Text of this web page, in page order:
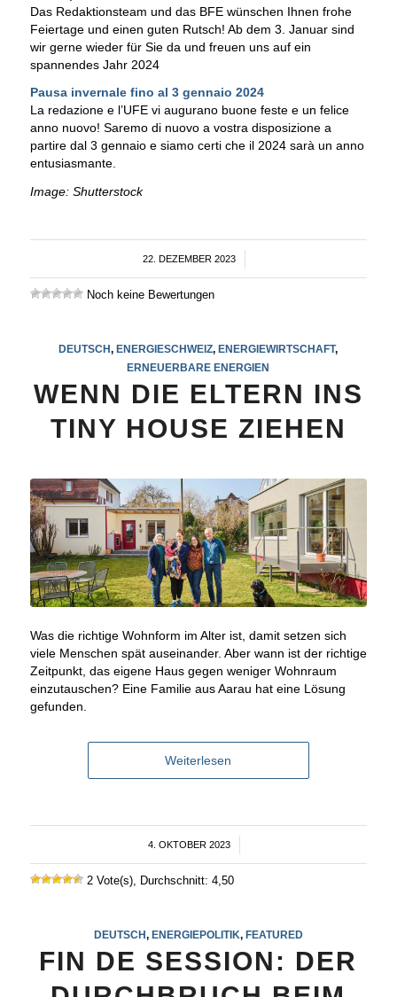
Das Redaktionsteam und das BFE wünschen Ihnen frohe
Feiertage und einen guten Rutsch! Ab dem 3. Januar sind
wir gerne wieder für Sie da und freuen uns auf ein
spannendes Jahr 2024
Pausa invernale fino al 3 gennaio 2024
La redazione e l’UFE vi augurano buone feste e un felice
anno nuovo! Saremo di nuovo a vostra disposizione a
partire dal 3 gennaio e siamo certi che il 2024 sarà un anno
entusiasmante.
Image: Shutterstock
22. DEZEMBER 2023
/
Noch keine Bewertungen
DEUTSCH, ENERGIESCHWEIZ, ENERGIEWIRTSCHAFT,
ERNEUERBARE ENERGIEN
WENN DIE ELTERN INS
TINY HOUSE ZIEHEN
Was die richtige Wohnform im Alter ist, damit setzen sich
viele Menschen spät auseinander. Aber wann ist der richtige
Zeitpunkt, das eigene Haus gegen weniger Wohnraum
einzutauschen? Eine Familie aus Aarau hat eine Lösung
gefunden.
Weiterlesen
4. OKTOBER 2023
/
2 Vote(s), Durchschnitt: 4,50
DEUTSCH, ENERGIEPOLITIK, FEATURED
FIN DE SESSION: DER